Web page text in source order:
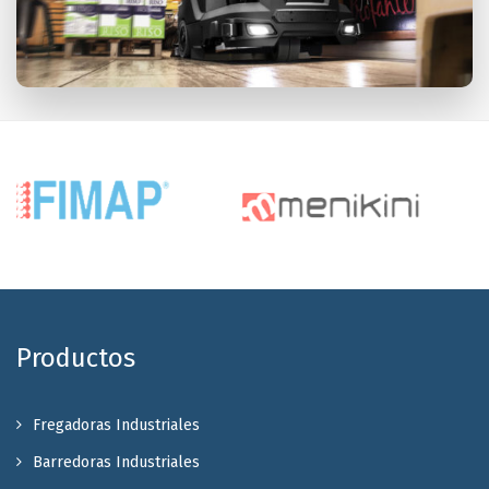
Productos
Fregadoras Industriales
Barredoras Industriales